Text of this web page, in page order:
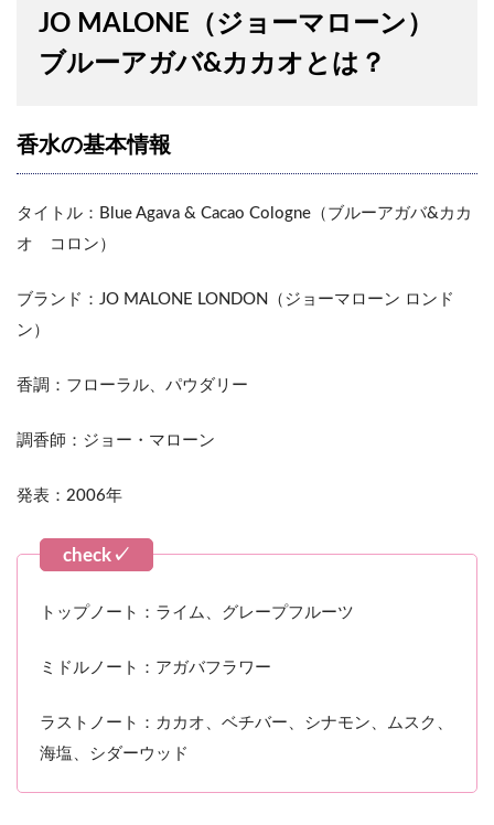
JO MALONE（ジョーマローン）
ブルーアガバ&カカオとは？
香水の基本情報
タイトル：Blue Agava & Cacao Cologne（ブルーアガバ&カカ
オ コロン）
ブランド：JO MALONE LONDON（ジョーマローン ロンド
ン）
香調：フローラル、パウダリー
調香師：ジョー・マローン
発表：2006年
トップノート：ライム、グレープフルーツ
ミドルノート：アガバフラワー
ラストノート：カカオ、ベチバー、シナモン、ムスク、
海塩、シダーウッド